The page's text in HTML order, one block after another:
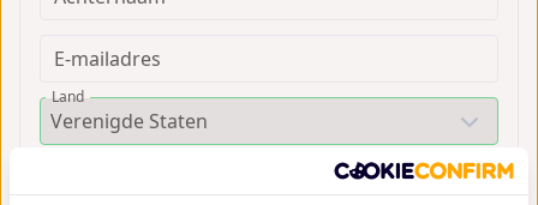
E-mailadres
Land
Postcode Huisnummer